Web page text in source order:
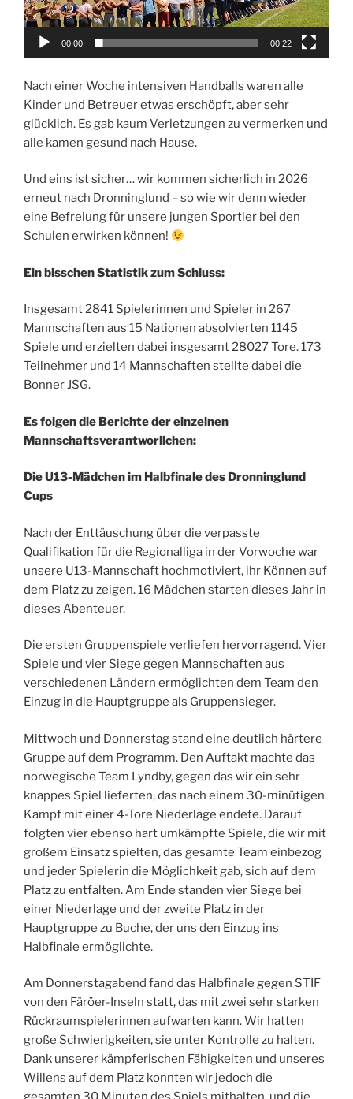
00:00 00:22
Nach einer Woche intensiven Handballs waren alle
Kinder und Betreuer etwas erschöpft, aber sehr
glücklich. Es gab kaum Verletzungen zu vermerken und
alle kamen gesund nach Hause.
Und eins ist sicher… wir kommen sicherlich in 2026
erneut nach Dronninglund – so wie wir denn wieder
eine Befreiung für unsere jungen Sportler bei den
Schulen erwirken können!
Ein bisschen Statistik zum Schluss:
Insgesamt 2841 Spielerinnen und Spieler in 267
Mannschaften aus 15 Nationen absolvierten 1145
Spiele und erzielten dabei insgesamt 28027 Tore. 173
Teilnehmer und 14 Mannschaften stellte dabei die
Bonner JSG.
Es folgen die Berichte der einzelnen
Mannschaftsverantworlichen:
Die U13-Mädchen im Halbfinale des Dronninglund
Cups
Nach der Enttäuschung über die verpasste
Qualifikation für die Regionalliga in der Vorwoche war
unsere U13-Mannschaft hochmotiviert, ihr Können auf
dem Platz zu zeigen. 16 Mädchen starten dieses Jahr in
dieses Abenteuer.
Die ersten Gruppenspiele verliefen hervorragend. Vier
Spiele und vier Siege gegen Mannschaften aus
verschiedenen Ländern ermöglichten dem Team den
Einzug in die Hauptgruppe als Gruppensieger.
Mittwoch und Donnerstag stand eine deutlich härtere
Gruppe auf dem Programm. Den Auftakt machte das
norwegische Team Lyndby, gegen das wir ein sehr
knappes Spiel lieferten, das nach einem 30-minütigen
Kampf mit einer 4-Tore Niederlage endete. Darauf
folgten vier ebenso hart umkämpfte Spiele, die wir mit
großem Einsatz spielten, das gesamte Team einbezog
und jeder Spielerin die Möglichkeit gab, sich auf dem
Platz zu entfalten. Am Ende standen vier Siege bei
einer Niederlage und der zweite Platz in der
Hauptgruppe zu Buche, der uns den Einzug ins
Halbfinale ermöglichte.
Am Donnerstagabend fand das Halbfinale gegen STIF
von den Färöer-Inseln statt, das mit zwei sehr starken
Rückraumspielerinnen aufwarten kann. Wir hatten
große Schwierigkeiten, sie unter Kontrolle zu halten.
Dank unserer kämpferischen Fähigkeiten und unseres
Willens auf dem Platz konnten wir jedoch die